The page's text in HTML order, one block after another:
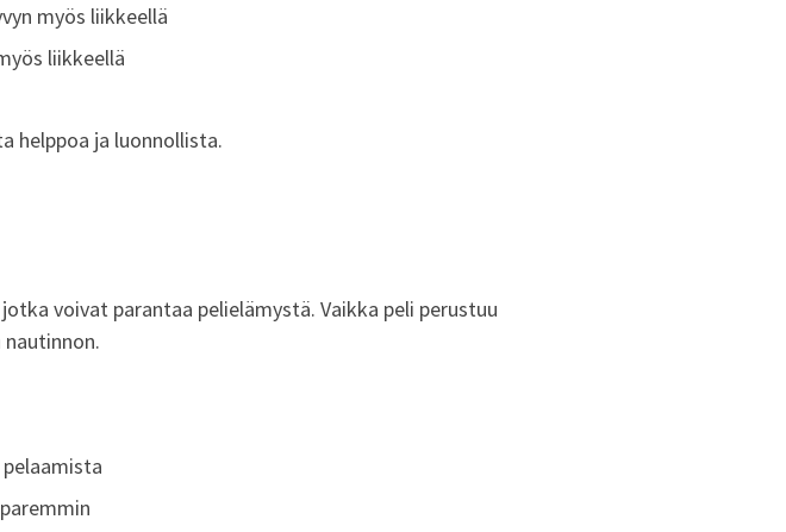
myös liikkeellä
liikkeellä
helppoa ja luonnollista.
voivat parantaa pelielämystä. Vaikka peli perustuu